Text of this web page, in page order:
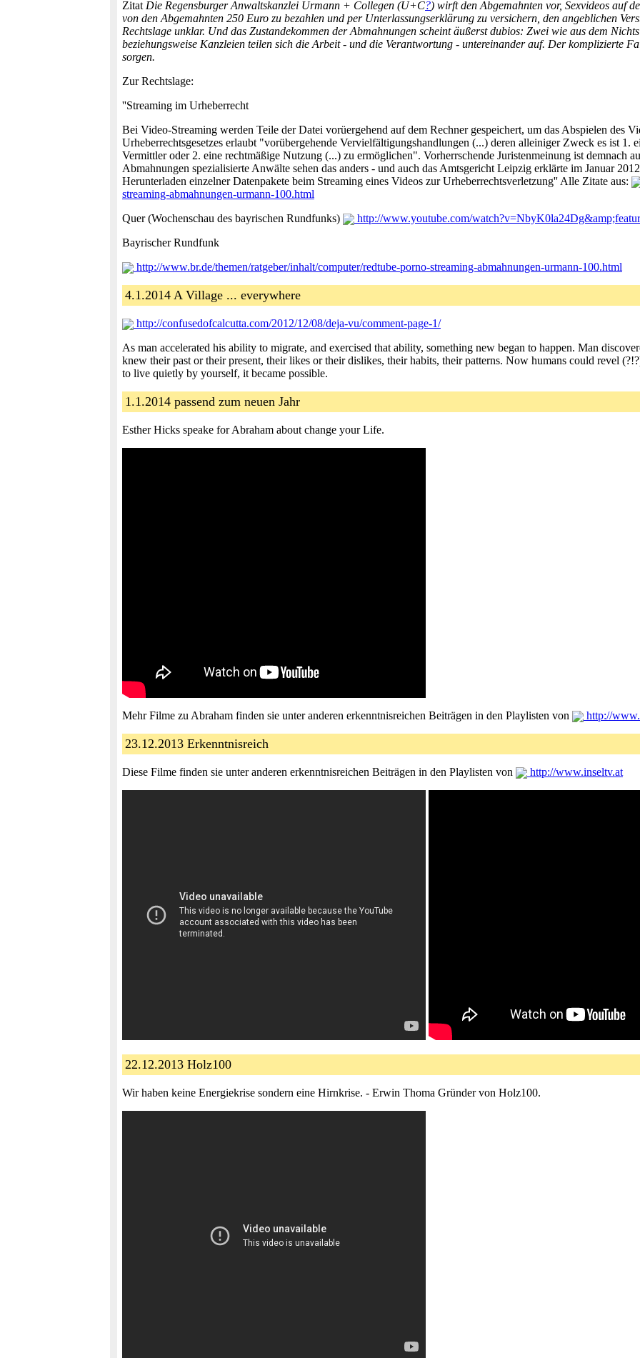
Zitat Die Regensburger Anwaltskanzlei Urmann + Collegen (U+C?) wirft den Abgemahnten vor, Sexvideos auf
von den Abgemahnten 250 Euro zu bezahlen und per Unterlassungserklärung zu versichern, den angeblichen
Rechtslage unklar. Und das Zustandekommen der Abmahnungen scheint äußerst dubios: Zwei wie aus dem
beziehungsweise Kanzleien teilen sich die Arbeit - und die Verantwortung - untereinander auf. Der komplizierte
sorgen.
Zur Rechtslage:
''Streaming im Urheberrecht
Bei Video-Streaming werden Teile der Datei vorüergehend auf dem Rechner gespeichert, um das Abspielen des
Urheberrechtsgesetzes erlaubt "vorübergehende Vervielfältigungshandlungen (...) deren alleiniger Zweck es ist
Vermittler oder 2. eine rechtmäßige Nutzung (...) zu ermöglichen". Vorherrschende Juristenmeinung ist demnach
Abmahnungen spezialisierte Anwälte sehen das anders - und auch das Amtsgericht Leipzig erklärte im Januar
Herunterladen einzelner Datenpakete beim Streaming eines Videos zur Urheberrechtsverletzung'' Alle Zitate aus:
streaming-abmahnungen-urmann-100.html
Quer (Wochenschau des bayrischen Rundfunks)
http://www.youtube.com/
Bayrischer Rundfunk
http://www.br.de/themen/ratgeber/inhalt/computer/redtube-porno-streaming-abmahnungen-urmann-100.html
4.1.2014 A Village ... everywhere
http://confusedofcalcutta.com/2012/12/08/deja-vu/comment-page-1/
As man accelerated his ability to migrate, and exercised that ability, something new began to happen. Man
knew their past or their present, their likes or their dislikes, their habits, their patterns. Now humans could revel
to live quietly by yourself, it became possible.
1.1.2014 passend zum neuen Jahr
Esther Hicks speake for Abraham about change your Life.
Mehr Filme zu Abraham finden sie unter anderen erkenntnisreichen Beiträgen in den Playlisten von http://
23.12.2013 Erkenntnisreich
Diese Filme finden sie unter anderen erkenntnisreichen Beiträgen in den Playlisten von http://www.inseltv.at
22.12.2013 Holz100
Wir haben keine Energiekrise sondern eine Hirnkrise. - Erwin Thoma Gründer von Holz100.